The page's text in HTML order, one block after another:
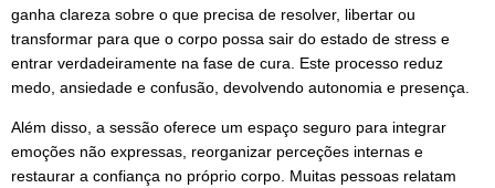
ganha clareza sobre o que precisa de resolver, libertar ou
transformar para que o corpo possa sair do estado de stress e
entrar verdadeiramente na fase de cura. Este processo reduz
medo, ansiedade e confusão, devolvendo autonomia e presença.
Além disso, a sessão oferece um espaço seguro para integrar
emoções não expressas, reorganizar perceções internas e
restaurar a confiança no próprio corpo. Muitas pessoas relatam